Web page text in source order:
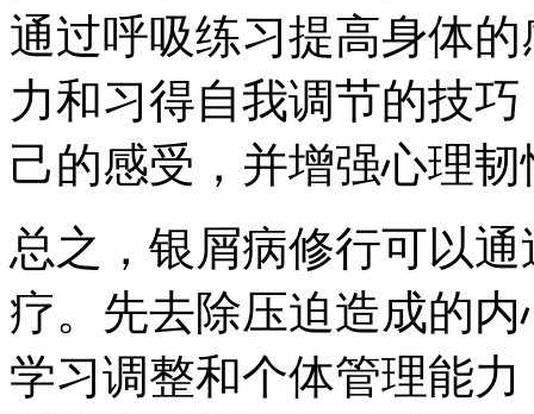
通过呼吸练习提高身体
力和习得自我调节的技
己的感受，并增强心理韧
总之，银屑病修行可以
疗。先去除压迫造成的
学习调整和个体管理能